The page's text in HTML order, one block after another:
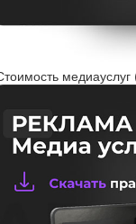
медиауслуг